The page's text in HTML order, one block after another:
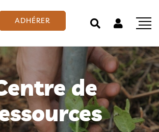
ADHÉRER
de